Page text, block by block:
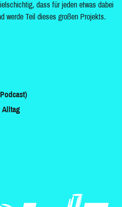
dass für jeden etwas dabei
werde Teil dieses großen Projekts.
Alltag